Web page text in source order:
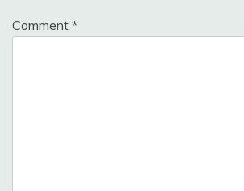
Comment *